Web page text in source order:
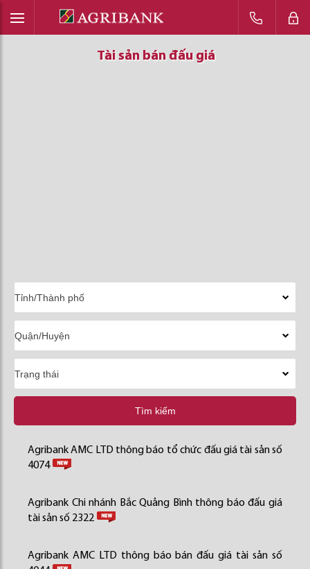
Tài sản bán đấu giá
Tài sản bán đấu giá
Tài sản bán đấu giá
Tìm kiếm
Agribank AMC LTD thông báo tổ chức đấu giá tài sản số
4074
Agribank Chi nhánh Bắc Quảng Bình thông báo đấu giá
tài sản số 2322
Agribank AMC LTD thông báo bán đấu giá tài sản số